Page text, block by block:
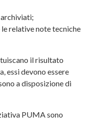
relative note tecniche
il risultato
essi devono essere
a disposizione di
PUMA sono